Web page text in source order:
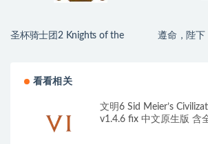
圣杯骑士团2 Knights of the
遵命，陛下
看看相关
文明6 Sid Meier’s
v1.4.6 fix 中文原生版 含